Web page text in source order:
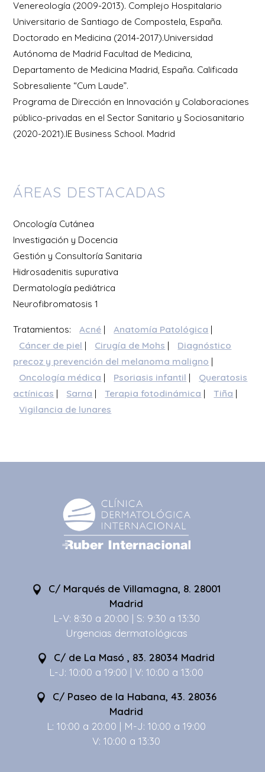
Venereología (2009-2013). Complejo Hospitalario
Universitario de Santiago de Compostela, España.
Doctorado en Medicina (2014-2017).Universidad
Autónoma de Madrid Facultad de Medicina,
Departamento de Medicina Madrid, España. Calificada
Sobresaliente “Cum Laude”.
Programa de Dirección en Innovación y Colaboraciones
público-privadas en el Sector Sanitario y Sociosanitario
(2020-2021).IE Business School. Madrid
ÁREAS DESTACADAS
Oncología Cutánea
Investigación y Docencia
Gestión y Consultoría Sanitaria
Hidrosadenitis supurativa
Dermatología pediátrica
Neurofibromatosis 1
Tratamientos: Acné | Anatomía Patológica |
Cáncer de piel | Cirugía de Mohs |
Diagnóstico
precoz y prevención del melanoma maligno |
Oncología médica | Psoriasis infantil |
Queratosis
actínicas | Sarna | Terapia fotodinámica | Tiña |
Vigilancia de lunares
C/ Marqués de Villamagna, 8. 28001
Madrid
L-V: 8:30 a 20:00 | S: 9:30 a 13:30
Urgencias dermatológicas
C/ de La Masó , 83. 28034 Madrid
L-J: 10:00 a 19:00 | V: 10:00 a 13:00
C/ Paseo de la Habana, 43. 28036
Madrid
L: 10:00 a 20:00 | M-J: 10:00 a 19:00
V: 10:00 a 13:30